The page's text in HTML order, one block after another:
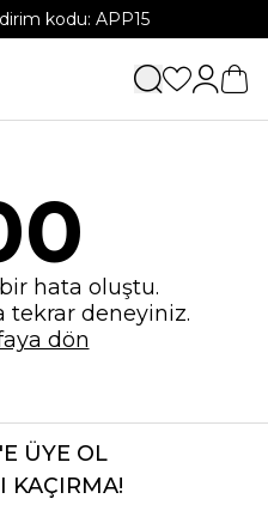
kodu: APP15
hata oluştu.
tekrar deneyiniz.
dön
ÜYE OL
KAÇIRMA!